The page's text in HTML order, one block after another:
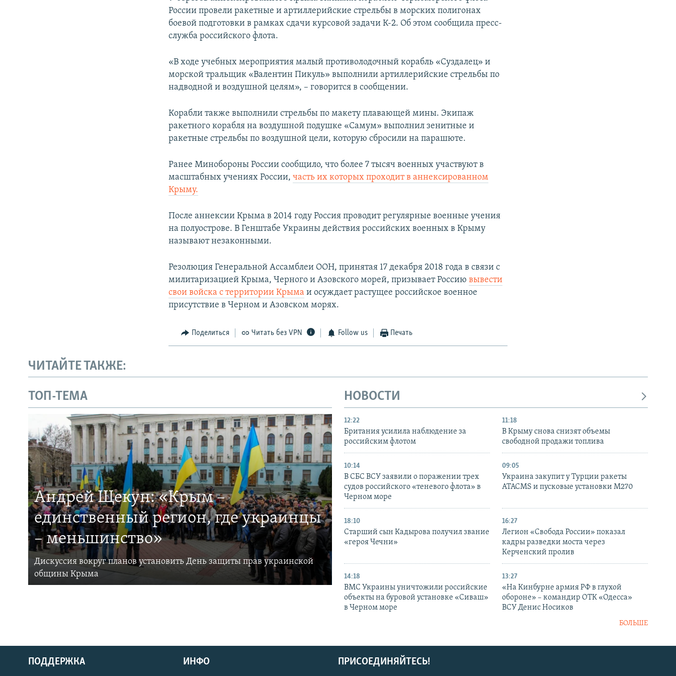
России провели ракетные и артиллерийские стрельбы в морских полигонах
боевой подготовки в рамках сдачи курсовой задачи К-2. Об этом сообщила пресс-
служба российского флота.
«В ходе учебных мероприятия малый противолодочный корабль «Суздалец» и
морской тральщик «Валентин Пикуль» выполнили артиллерийские стрельбы по
надводной и воздушной целям», – говорится в сообщении.
Корабли также выполнили стрельбы по макету плавающей мины. Экипаж
ракетного корабля на воздушной подушке «Самум» выполнил зенитные и
ракетные стрельбы по воздушной цели, которую сбросили на парашюте.
Ранее Минобороны России сообщило, что более 7 тысяч военных участвуют в
масштабных учениях России,часть их которых проходит в аннексированном
Крыму.
После аннексии Крыма в 2014 году Россия проводит регулярные военные учения
на полуострове. В Генштабе Украины действия российских военных в Крыму
называют незаконными.
Резолюция Генеральной Ассамблеи ООН, принятая 17 декабря 2018 года в связи с
милитаризацией Крыма, Черного и Азовского морей, призывает Россиювывести
свои войска с территории Крыма и осуждает растущее российское военное
присутствие в Черном и Азовском морях.​
Поделиться Читать без VPN Follow us Печать
ЧИТАЙТЕ ТАКЖЕ:
ТОП-ТЕМА
Андрей Щекун: «Крым –
единственный регион, где украинцы
– меньшинство»
Дискуссия вокруг планов установить День защиты прав украинской
общины Крыма
НОВОСТИ
12:22
Британия усилила наблюдение за
российским флотом
11:18
В Крыму снова снизят объемы
свободной продажи топлива
10:14
В СБС ВСУ заявили о поражении трех
судов российского «теневого флота» в
Черном море
09:05
Украина закупит у Турции ракеты
ATACMS и пусковые установки M270
18:10
Старший сын Кадырова получил звание
«героя Чечни»
16:27
Легион «Свобода России» показал
кадры разведки моста через
Керченский пролив
14:18
ВМС Украины уничтожили российские
объекты на буровой установке «Сиваш»
в Черном море
13:27
«На Кинбурне армия РФ в глухой
обороне» – командир ОТК «Одесса»
ВСУ Денис Носиков
БОЛЬШЕ
ПРИСОЕДИНЯЙТЕСЬ!
ПОДДЕРЖКА ИНФО